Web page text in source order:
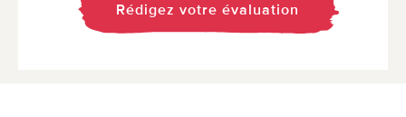
Rédigez votre évaluation